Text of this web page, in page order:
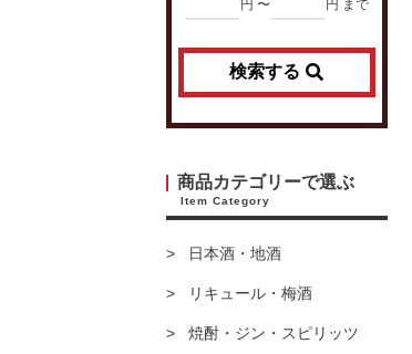
円 〜 円 まで
検索する
商品カテゴリーで選ぶ
Item Category
日本酒・地酒
リキュール・梅酒
焼酎・ジン・スピリッツ